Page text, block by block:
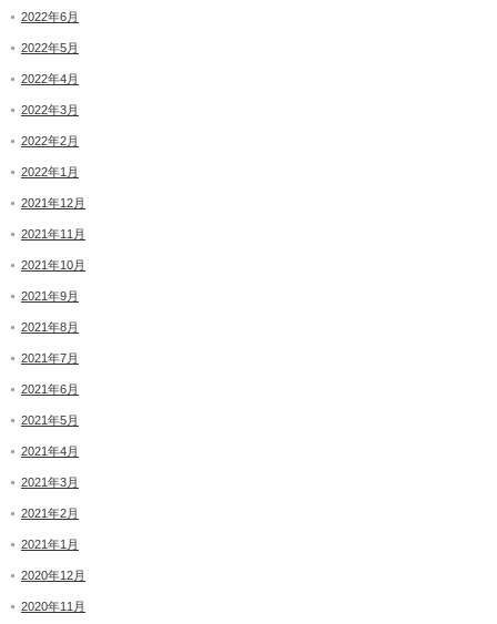
2022年6月
2022年5月
2022年4月
2022年3月
2022年2月
2022年1月
2021年12月
2021年11月
2021年10月
2021年9月
2021年8月
2021年7月
2021年6月
2021年5月
2021年4月
2021年3月
2021年2月
2021年1月
2020年12月
2020年11月